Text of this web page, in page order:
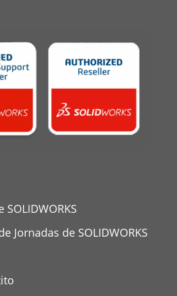
Jornadas de SOLIDWORKS